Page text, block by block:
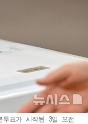
투표가 시작된 3일 오전